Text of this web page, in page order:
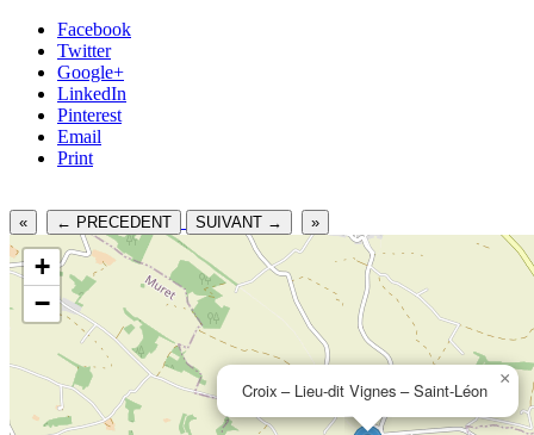
Facebook
Twitter
Google+
LinkedIn
Pinterest
Email
Print
« ← PRECEDENT SUIVANT → »
Croix – Lieu-dit Vignes – Saint-Léon
×
+
−